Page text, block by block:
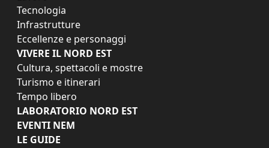
Tecnologia
Infrastrutture
Eccellenze e personaggi
VIVERE IL NORD EST
Cultura, spettacoli e mostre
Turismo e itinerari
Tempo libero
LABORATORIO NORD EST
EVENTI NEM
LE GUIDE